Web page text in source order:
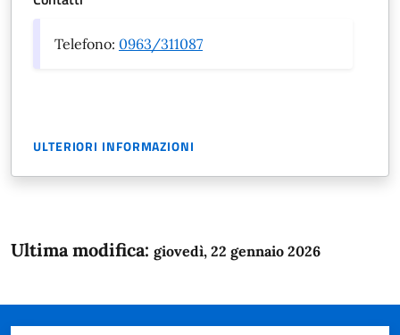
Telefono: 0963/311087
ULTERIORI INFORMAZIONI
Ultima modifica: giovedì, 22 gennaio 2026